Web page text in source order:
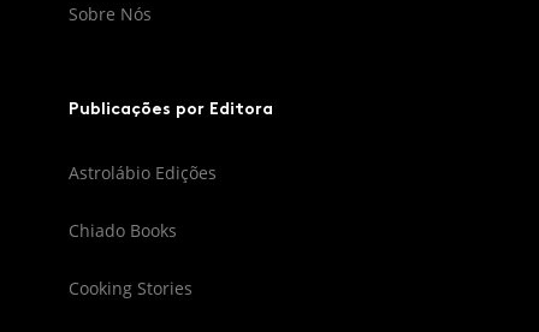
Sobre Nós
Publicações por Editora
Astrolábio Edições
Chiado Books
Cooking Stories